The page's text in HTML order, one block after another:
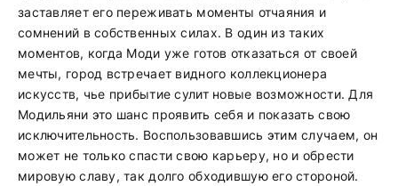
заставляет его переживать моменты отчаяния и
сомнений в собственных силах. В один из таких
моментов, когда Моди уже готов отказаться от своей
мечты, город встречает видного коллекционера
искусств, чье прибытие сулит новые возможности. Для
Модильяни это шанс проявить себя и показать свою
исключительность. Воспользовавшись этим случаем, он
может не только спасти свою карьеру, но и обрести
мировую славу, так долго обходившую его стороной.